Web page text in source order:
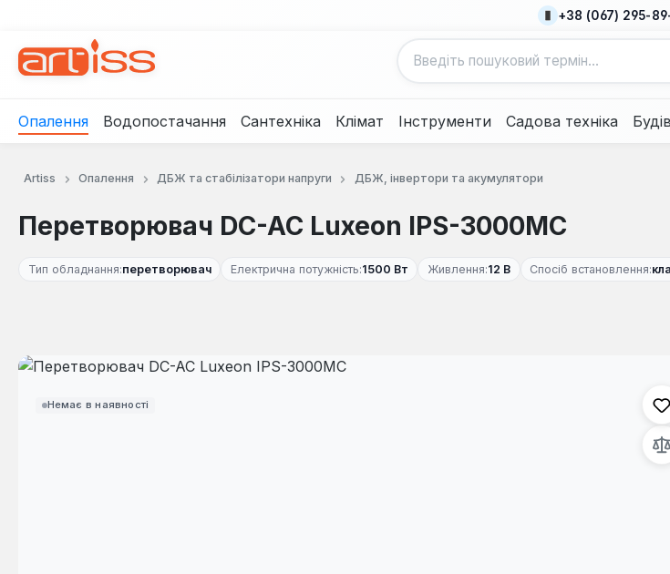
+38 (067) 295-
Опалення Водопостачання Сантехніка Клімат Інструменти Садова техніка
Artiss Опалення ДБЖ та стабілізатори напруги ДБЖ, інвертори та акумулятори
Перетворювач DC-AC Luxeon IPS-3000MC
Тип обладнання:перетворювач Електрична потужність:1500 Вт Живлення:12 В Спосіб встановлення:
Немає в наявності
Пропустити галерею зображень